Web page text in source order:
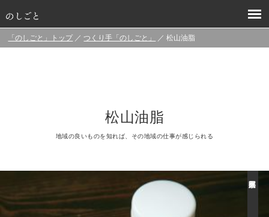
「のしごと」トップ ／つくり手「のしごと」 ／ 松山油脂
松山油脂
地域の良いものを知れば、その地域の仕事が感じられる